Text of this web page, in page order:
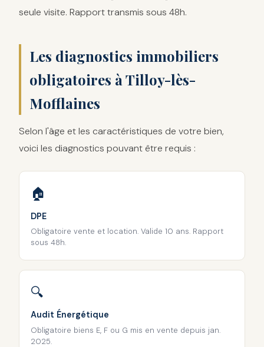
seule visite. Rapport transmis sous 48h.
Les diagnostics immobiliers
obligatoires à Tilloy-lès-
Mofflaines
Selon l'âge et les caractéristiques de votre bien,
voici les diagnostics pouvant être requis :
🏠
DPE
Obligatoire vente et location. Valide 10 ans. Rapport
sous 48h.
🔍
Audit Énergétique
Obligatoire biens E, F ou G mis en vente depuis jan.
2025.